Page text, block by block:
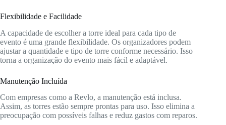
Flexibilidade e Facilidade
A capacidade de escolher a torre ideal para cada tipo de
evento é uma grande flexibilidade. Os organizadores podem
ajustar a quantidade e tipo de torre conforme necessário. Isso
torna a organização do evento mais fácil e adaptável.
Manutenção Incluída
Com empresas como a Revlo, a manutenção está inclusa.
Assim, as torres estão sempre prontas para uso. Isso elimina a
preocupação com possíveis falhas e reduz gastos com reparos.